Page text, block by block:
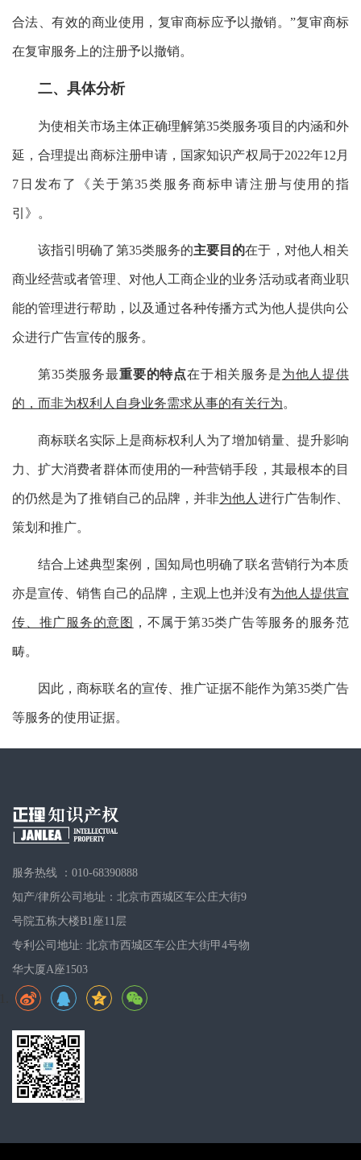
合法、有效的商业使用，复审商标应予以撤销。”复审商标
在复审服务上的注册予以撤销。
二、具体分析
为使相关市场主体正确理解第35类服务项目的内涵和外
延，合理提出商标注册申请，国家知识产权局于2022年12月
7日发布了《关于第35类服务商标申请注册与使用的指
引》。
该指引明确了第35类服务的主要目的在于，对他人相关
商业经营或者管理、对他人工商企业的业务活动或者商业职
能的管理进行帮助，以及通过各种传播方式为他人提供向公
众进行广告宣传的服务。
第35类服务最重要的特点在于相关服务是为他人提供
的，而非为权利人自身业务需求从事的有关行为。
商标联名实际上是商标权利人为了增加销量、提升影响
力、扩大消费者群体而使用的一种营销手段，其最根本的目
的仍然是为了推销自己的品牌，并非为他人 进行广告制作、
策划和推广。
结合上述典型案例，国知局也明确了联名营销行为本质
亦是宣传、销售自己的品牌，主观上也并没有为他人提供宣
传、推广服务的意图 ，不属于第35类广告等服务的服务范
畴。
因此，商标联名的宣传、推广证据不能作为第35类广告
等服务的使用证据。
服务热线 ：010-68390888
知产/律所公司地址：北京市西城区车公庄大街9
号院五栋大楼B1座11层
专利公司地址: 北京市西城区车公庄大街甲4号物
华大厦A座1503